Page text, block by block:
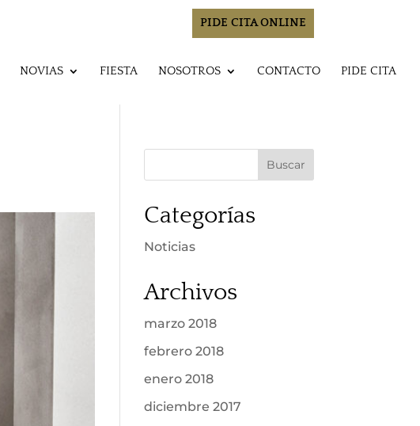
PIDE CITA ONLINE
NOVIAS FIESTA NOSOTROS CONTACTO PIDE CITA
Categorías
Noticias
Archivos
marzo 2018
febrero 2018
enero 2018
diciembre 2017